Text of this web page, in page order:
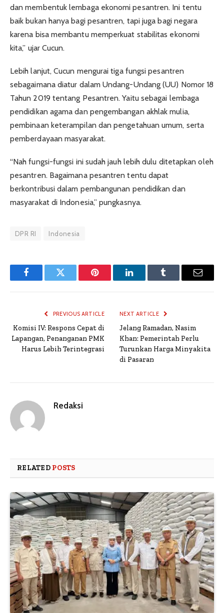
dan membentuk lembaga ekonomi pesantren. Ini tentu
baik bukan hanya bagi pesantren, tapi juga bagi negara
karena bisa membantu memperkuat stabilitas ekonomi
kita,” ujar Cucun.
Lebih lanjut, Cucun mengurai tiga fungsi pesantren
sebagaimana diatur dalam Undang-Undang (UU) Nomor 18
Tahun 2019 tentang Pesantren. Yaitu sebagai lembaga
pendidikan agama dan pengembangan akhlak mulia,
pembinaan keterampilan dan pengetahuan umum, serta
pemberdayaan masyarakat.
“Nah fungsi-fungsi ini sudah jauh lebih dulu ditetapkan oleh
pesantren. Bagaimana pesantren tentu dapat
berkontribusi dalam pembangunan pendidikan dan
masyarakat di Indonesia,” pungkasnya.
DPR RI Indonesia
FacebookTwitter Pinterest LinkedInTumblr Email
PREVIOUS ARTICLE
Komisi IV: Respons Cepat di
Lapangan, Penanganan PMK
Harus Lebih Terintegrasi
NEXT ARTICLE
Jelang Ramadan, Nasim
Khan: Pemerintah Perlu
Turunkan Harga Minyakita
di Pasaran
Redaksi
RELATED POSTS